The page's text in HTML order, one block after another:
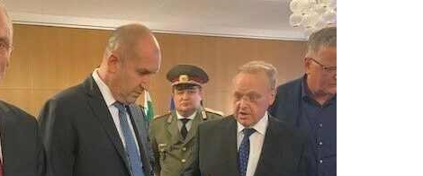
Berresheim, Dr. Hans-Jörg Grundmann und
im Gespräch mit Präsident Radev